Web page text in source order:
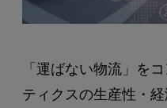
「運ばない物流」を
ティクスの生産性・